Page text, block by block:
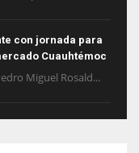
con jornada para
Cuauhtémoc
Miguel Rosald...